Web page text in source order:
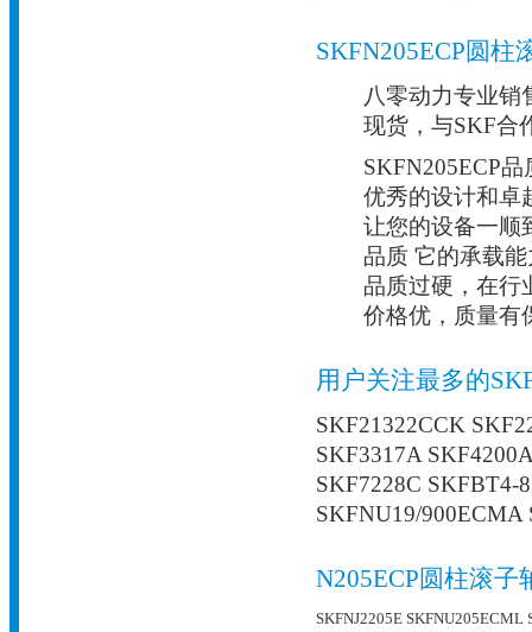
SKFN205ECP圆柱
八零动力专业销
现货，与SKF合
SKFN205ECP
优秀的设计和卓
让您的设备一顺
品质 它的承载
品质过硬，在行
价格优，质量有
用户关注最多的
SKF21322CCK
SKF3317A
SKF7228C SKFBT4-
SKFNU19/900ECMA
N205ECP圆柱滚子
SKFNJ2205E SKFNU205ECML